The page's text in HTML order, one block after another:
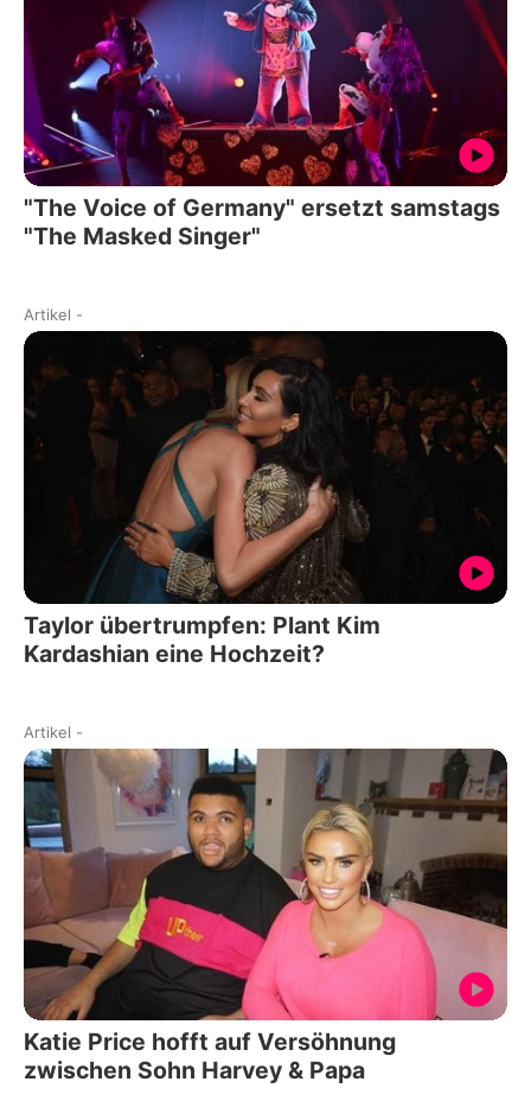
"The Voice of Germany" ersetzt samstags
"The Masked Singer"
Artikel -
Taylor übertrumpfen: Plant Kim
Kardashian eine Hochzeit?
Artikel -
Katie Price hofft auf Versöhnung
zwischen Sohn Harvey & Papa